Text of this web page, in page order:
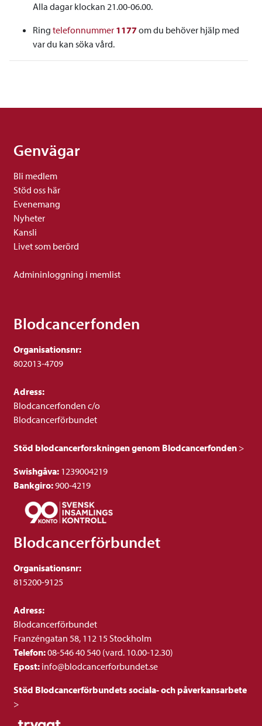
Alla dagar klockan 21.00-06.00.
Ring telefonnummer 1177om du behöver hjälp med
var du kan söka vård.
Genvägar
Bli medlem
Stöd oss här
Evenemang
Nyheter
Kansli
Livet som berörd
Admininloggning i memlist
Blodcancerfonden
Organisationsnr:
802013-4709
Adress:
Blodcancerfonden c/o
Blodcancerförbundet
Stöd blodcancerforskningen genom Blodcancerfonden >
Swishgåva: 1239004219
Bankgiro:900-4219
Blodcancerförbundet
Organisationsnr:
815200-9125
Adress:
Blodcancerförbundet
Franzéngatan 58, 112 15 Stockholm
Telefon:08-546 40 540 (vard. 10.00-12.30)
Epost: info@blodcancerforbundet.se
Stöd Blodcancerförbundets sociala- och påverkansarbete
>